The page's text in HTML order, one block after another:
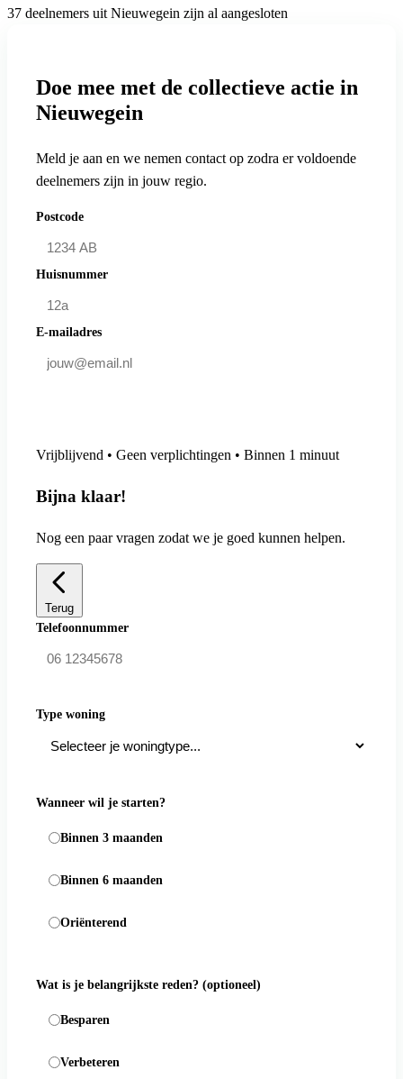
37 deelnemers uit Nieuwegein zijn al aangesloten
Doe mee met de collectieve actie in
Nieuwegein
Meld je aan en we nemen contact op zodra er voldoende
deelnemers zijn in jouw regio.
Postcode
Huisnummer
E-mailadres
Vrijblijvend • Geen verplichtingen • Binnen 1 minuut
Bijna klaar!
Nog een paar vragen zodat we je goed kunnen helpen.
Terug
Telefoonnummer
Type woning
Wanneer wil je starten?
Binnen 3 maanden
Binnen 6 maanden
Oriënterend
Wat is je belangrijkste reden? (optioneel)
Besparen
Verbeteren